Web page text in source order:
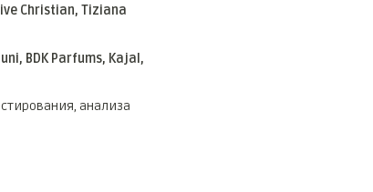
Christian, Tiziana
BDK Parfums, Kajal,
анализа